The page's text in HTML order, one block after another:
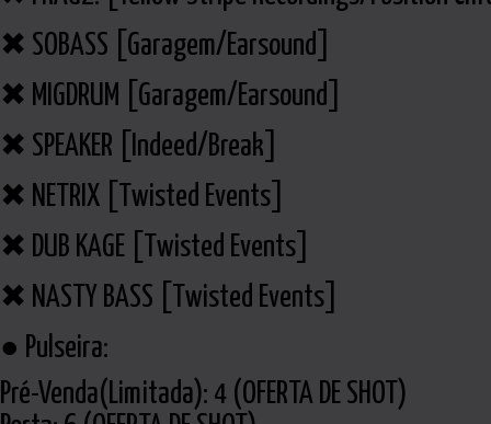
✖ SOBASS [Garagem/Earsound]
✖ MIGDRUM [Garagem/Earsound]
✖ SPEAKER [Indeed/Break]
✖ NETRIX [Twisted Events]
✖ DUB KAGE [Twisted Events]
✖ NASTY BASS [Twisted Events]
● Pulseira:
Pré-Venda(Limitada): 4 (OFERTA DE SHOT)